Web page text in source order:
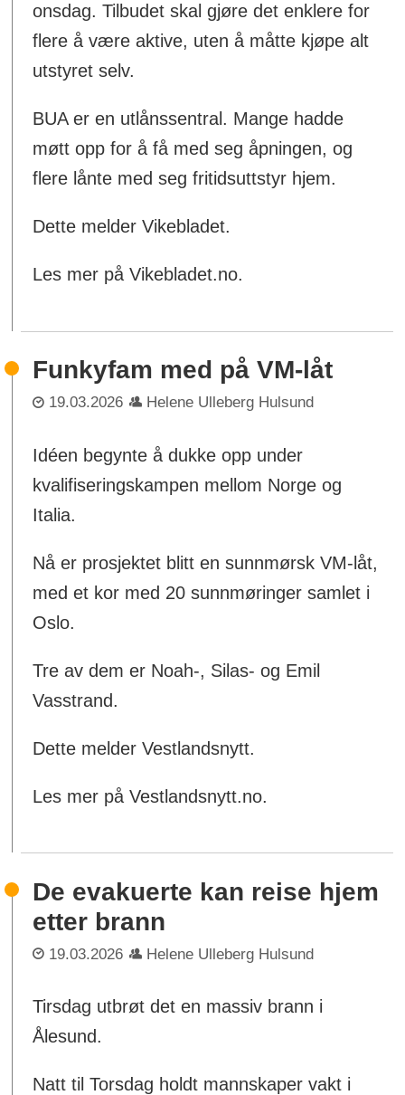
onsdag. Tilbudet skal gjøre det enklere for
flere å være aktive, uten å måtte kjøpe alt
utstyret selv.
BUA er en utlånssentral. Mange hadde
møtt opp for å få med seg åpningen, og
flere lånte med seg fritidsuttstyr hjem.
Dette melder Vikebladet.
Les mer på Vikebladet.no.
Funkyfam med på VM-låt
19.03.2026 Helene Ulleberg Hulsund
Idéen begynte å dukke opp under
kvalifiseringskampen mellom Norge og
Italia.
Nå er prosjektet blitt en sunnmørsk VM-låt,
med et kor med 20 sunnmøringer samlet i
Oslo.
Tre av dem er Noah-, Silas- og Emil
Vasstrand.
Dette melder Vestlandsnytt.
Les mer på Vestlandsnytt.no.
De evakuerte kan reise hjem
etter brann
19.03.2026 Helene Ulleberg Hulsund
Tirsdag utbrøt det en massiv brann i
Ålesund.
Natt til Torsdag holdt mannskaper vakt i